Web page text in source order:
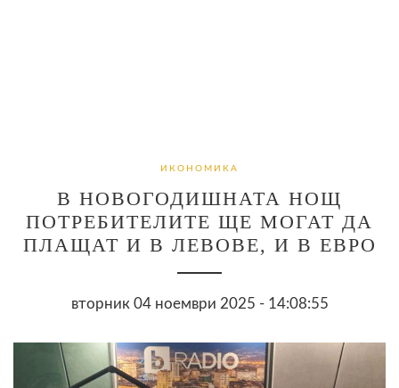
ИКОНОМИКА
В НОВОГОДИШНАТА НОЩ
ПОТРЕБИТЕЛИТЕ ЩЕ МОГАТ ДА
ПЛАЩАТ И В ЛЕВОВЕ, И В ЕВРО
вторник 04 ноември 2025 - 14:08:55